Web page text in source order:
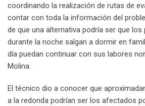
coordinando la realización de rutas de
contar con toda la información del
de que una alternativa podría ser que
durante la noche salgan a dormir en
día puedan continuar con sus labores
Molina.
El técnico dio a conocer que
a la redonda podrían ser los afectados